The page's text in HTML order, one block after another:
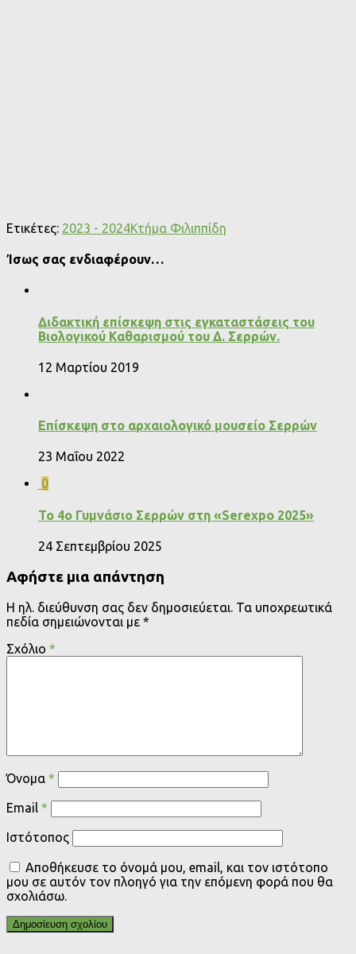
Ετικέτες: 2023 - 2024Κτήμα Φιλιππίδη
Ίσως σας ενδιαφέρουν…
Διδακτική επίσκεψη στις εγκαταστάσεις του
Βιολογικού Καθαρισμού του Δ. Σερρών.
12 Μαρτίου 2019
Επίσκεψη στο αρχαιολογικό μουσείο Σερρών
23 Μαΐου 2022
0
Το 4o Γυμνάσιο Σερρών στη «Serexpo 2025»
24 Σεπτεμβρίου 2025
Αφήστε μια απάντηση
Η ηλ. διεύθυνση σας δεν δημοσιεύεται. Τα υποχρεωτικά
πεδία σημειώνονται με *
Σχόλιο *
Όνομα *
Email *
Ιστότοπος
Αποθήκευσε το όνομά μου, email, και τον ιστότοπο
μου σε αυτόν τον πλοηγό για την επόμενη φορά που θα
σχολιάσω.